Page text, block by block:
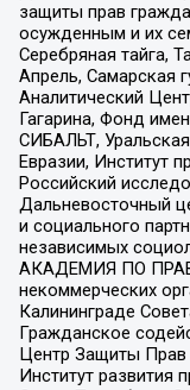
защиты прав
осужденным и их
Серебряная тайга,
Апрель, Самарская
Аналитический
Гагарина, Фонд
СИБАЛЬТ,
Евразии, Институт
Российский
Дальневосточный
и социального
независимых
АКАДЕМИЯ ПО
некоммерческих
Калининграде
Гражданское
Центр Защиты
Институт развития